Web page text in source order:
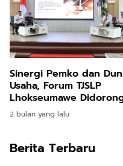
Sinergi Pemko dan
Usaha, Forum TJSLP
Lhokseumawe
Lebih Tepat Sasaran
2 bulan yang lalu
Berita Terbaru